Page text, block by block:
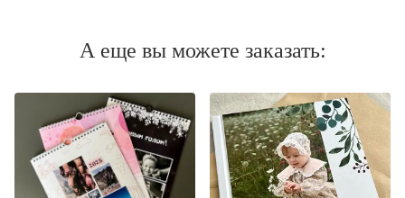
А еще вы можете заказать: